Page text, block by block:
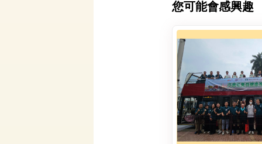
您可能會感興趣